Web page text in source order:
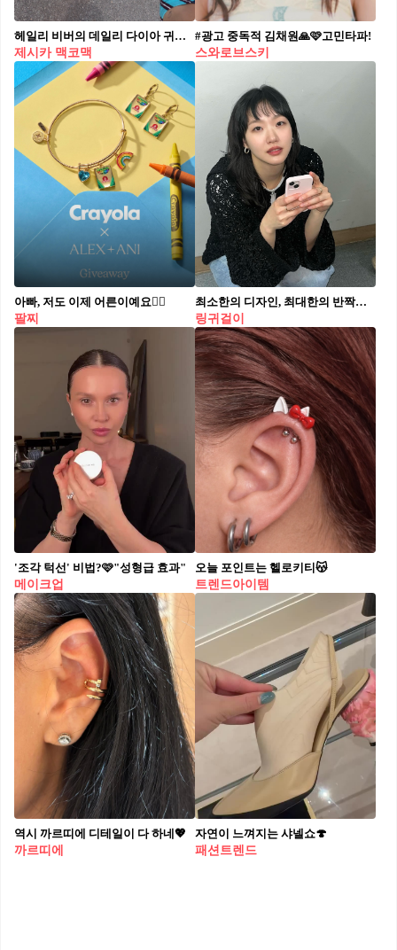
헤일리 비버의 데일리 다이아 귀걸이💎
제시카 맥코맥
#광고 중독적 김채원🙏🩷고민타파!
스와로브스키
아빠, 저도 이제 어른이예요🙋‍♀️
팔찌
최소한의 디자인, 최대한의 반짝임✨
링귀걸이
'조각 턱선' 비법?🩷"성형급 효과"⁠
메이크업
오늘 포인트는 헬로키티😽
트렌드아이템
역시 까르띠에 디테일이 다 하네💖
까르띠에
자연이 느껴지는 샤넬쇼🍄
패션트렌드